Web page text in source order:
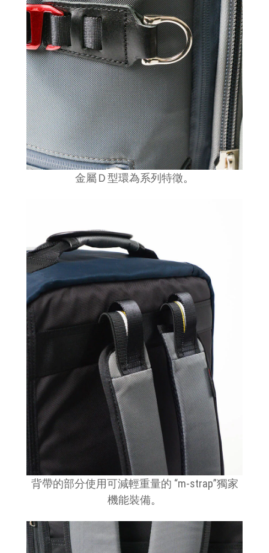
金屬Ｄ型環為系列特徵。
背帶的部分使用可減輕重量的 “m-strap”獨家
機能裝備。